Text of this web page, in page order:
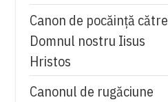
Canon de pocăință către
Domnul nostru Iisus
Hristos
Canonul de rugăciune